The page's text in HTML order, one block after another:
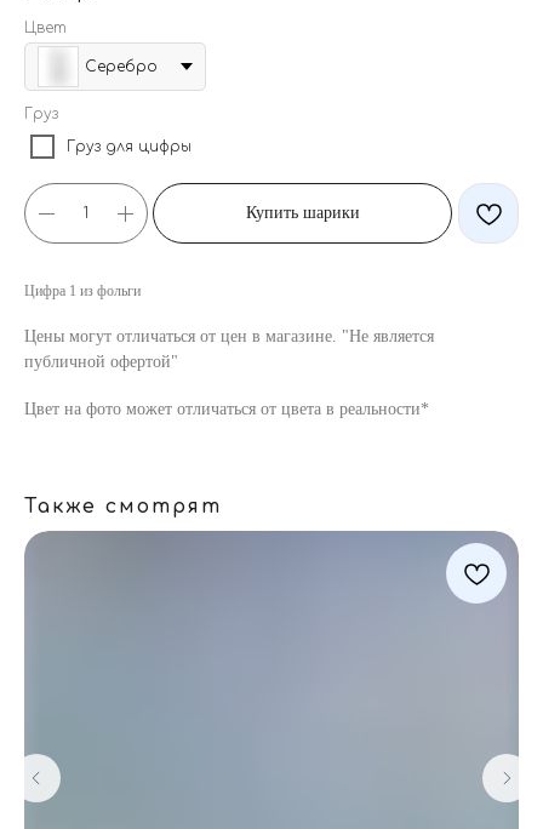
Цвет
Серебро
Груз
Груз для цифры
Купить шарики
Цифра 1 из фольги
Цены могут отличаться от цен в магазине. "Не является
публичной офертой"
Цвет на фото может отличаться от цвета в реальности*
Также смотрят